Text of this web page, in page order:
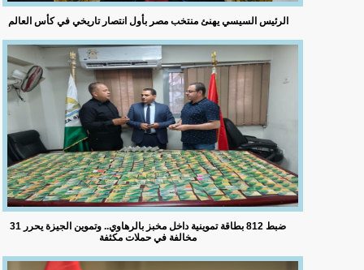
الرئيس السيسي يهنئ منتخب مصر بأول انتصار تاريخي في كأس العالم
ضبط 812 بطاقة تموينية داخل مخبز بالرهاوي.. وتموين الجيزة يحرر 31
مخالفة في حملات مكثفة